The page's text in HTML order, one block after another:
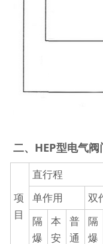
二、HEP型电气
项
目
直行程
单作用
双
隔
爆
本
安
普
通
隔
爆